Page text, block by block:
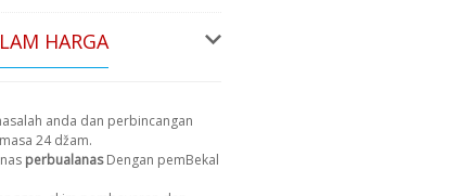
HARGA
anda dan perbincangan
24 džam.
perbualanasDengan pemBekal